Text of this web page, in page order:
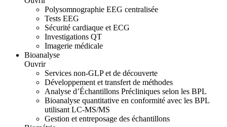
Polysomnographie EEG centralisée
Tests EEG
Sécurité cardiaque et ECG
Investigations QT
Imagerie médicale
Bioanalyse
Ouvrir
Services non-GLP et de découverte
Développement et transfert de méthodes
Analyse d’Échantillons Précliniques selon les BPL
Bioanalyse quantitative en conformité avec les BPL
utilisant LC-MS/MS
Gestion et entreposage des échantillons